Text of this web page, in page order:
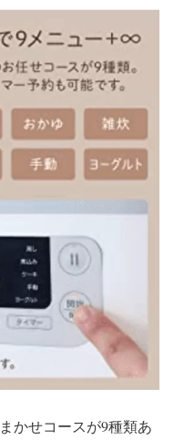
かせコースが9種類あ